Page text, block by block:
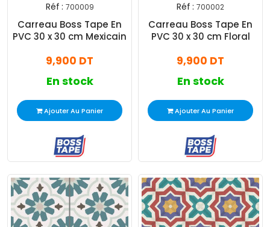
Réf : 700009
Carreau Boss Tape En
PVC 30 x 30 cm Mexicain
9,900 DT
En stock
Ajouter Au Panier
Réf : 700002
Carreau Boss Tape En
PVC 30 x 30 cm Floral
9,900 DT
En stock
Ajouter Au Panier